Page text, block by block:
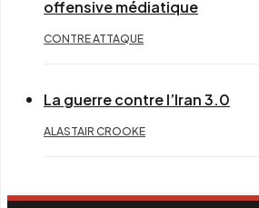
offensive médiatique
CONTRE ATTAQUE
La guerre contre l’Iran 3.0
ALASTAIR CROOKE